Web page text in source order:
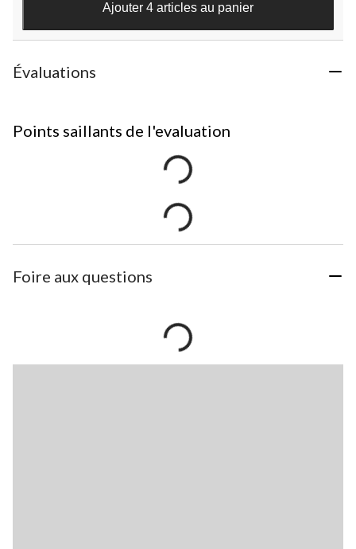
Ajouter 4 articles au panier
Évaluations
Points saillants de l'evaluation
Foire aux questions